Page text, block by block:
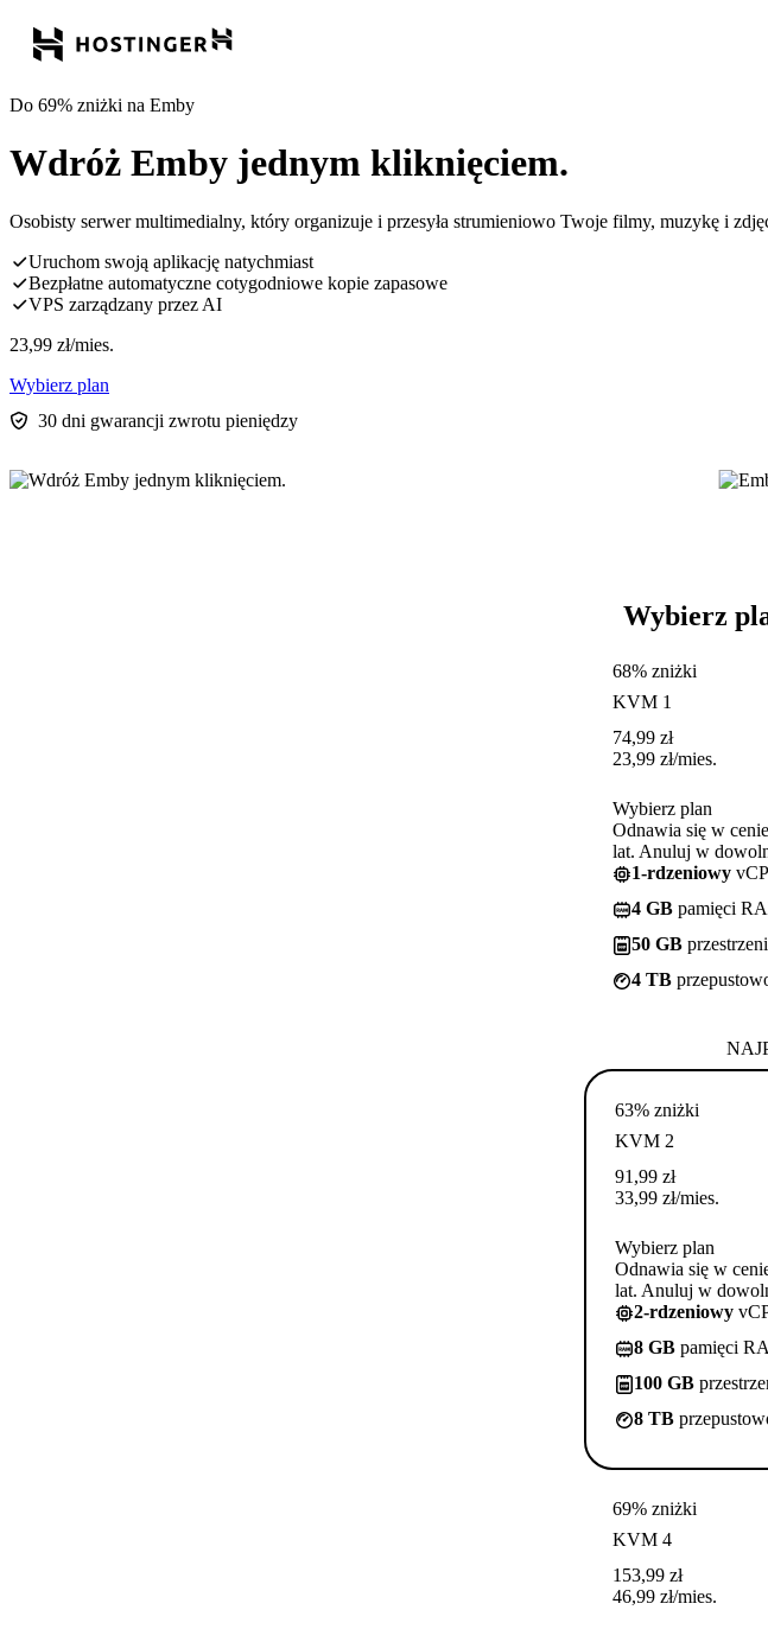
Do 69% zniżki na Emby
Wdróż Emby jednym kliknięciem.
Osobisty serwer multimedialny, który organizuje i przesyła strumieniowo Twoje filmy, muzykę i
Uruchom swoją aplikację natychmiast
Bezpłatne automatyczne cotygodniowe kopie zapasowe
VPS zarządzany przez AI
23,99 zł/mies.
Wybierz plan
30 dni gwarancji zwrotu pieniędzy
Wybierz
68% zniżki
KVM 1
74,99 zł
23,99 zł/mies.
Wybierz plan
Odnawia się w
lat. Anuluj w
1-rdzeniowy
4 GB pamięci
50 GB
4 TB
63% zniżki
KVM 2
91,99 zł
33,99 zł/mies.
Wybierz plan
Odnawia się w
lat. Anuluj w
2-rdzeniowy
8 GB pamięci
100 GB
8 TB
69% zniżki
KVM 4
153,99 zł
46,99 zł/mies.